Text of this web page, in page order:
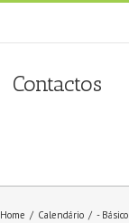
Contactos
Home / Calendário / - Básico